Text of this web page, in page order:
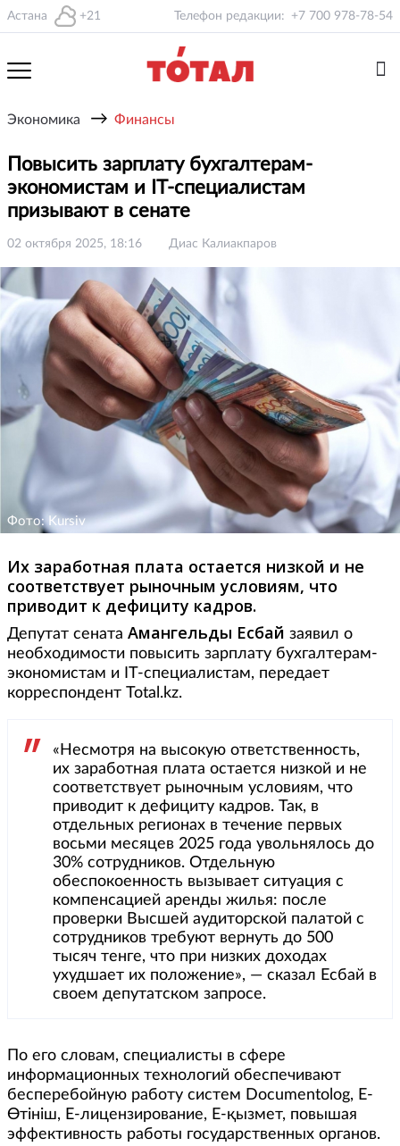
Астана +21 Телефон редакции: +7 700 978-78-54
Экономика → Финансы
Повысить зарплату бухгалтерам-
экономистам и IT-специалистам
призывают в сенате
02 октября 2025, 18:16 Диас Калиакпаров
Фото: Kursiv
Их заработная плата остается низкой и не
соответствует рыночным условиям, что
приводит к дефициту кадров.
Депутат сената Амангельды Есбай заявил о
необходимости повысить зарплату бухгалтерам-
экономистам и IT-специалистам, передает
корреспондент Total.kz.
«Несмотря на высокую ответственность,
их заработная плата остается низкой и не
соответствует рыночным условиям, что
приводит к дефициту кадров. Так, в
отдельных регионах в течение первых
восьми месяцев 2025 года увольнялось до
30% сотрудников. Отдельную
обеспокоенность вызывает ситуация с
компенсацией аренды жилья: после
проверки Высшей аудиторской палатой с
сотрудников требуют вернуть до 500
тысяч тенге, что при низких доходах
ухудшает их положение», — сказал Есбай в
своем депутатском запросе.
По его словам, специалисты в сфере
информационных технологий обеспечивают
бесперебойную работу систем Documentolog, E-
Өтініш, E-лицензирование, E-қызмет, повышая
эффективность работы государственных органов.